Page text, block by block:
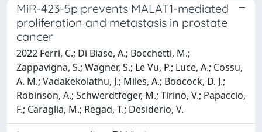
MiR-423-5p prevents MALAT1-mediated
proliferation and metastasis in prostate
cancer
2022 Ferri, C.; Di Biase, A.; Bocchetti, M.;
Zappavigna, S.; Wagner, S.; Le Vu, P.; Luce, A.; Cossu,
A. M.; Vadakekolathu, J.; Miles, A.; Boocock, D. J.;
Robinson, A.; Schwerdtfeger, M.; Tirino, V.; Papaccio,
F.; Caraglia, M.; Regad, T.; Desiderio, V.